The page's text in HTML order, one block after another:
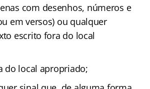
com desenhos, números e
em versos) ou qualquer
escrito fora do local
do local apropriado;